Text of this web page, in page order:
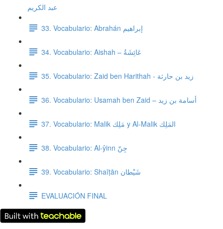
عبد الكريم
33. Vocabulario: Abrahán إبراهيم
34. Vocabulario: Aishah – عَائِشَةُ
35. Vocabulario: Zaid ben Harithah - زيد بن حارثة
36. Vocabulario: Usamah ben Zaid – أسامة بن زيد
37. Vocabulario: Malik مَلِك y Al-Malik المَلِك
38. Vocabulario: Al-ŷinn جِنّ
39. Vocabulario: Shaīṭān شَيْطان
EVALUACIÓN FINAL